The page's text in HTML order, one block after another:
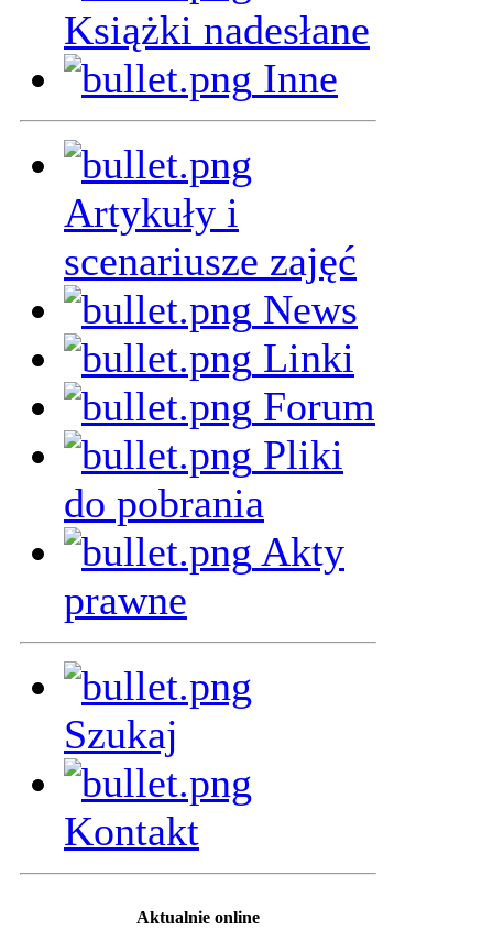
Książki nadesłane
Inne
Artykuły i
scenariusze zajęć
News
Linki
Forum
Pliki
do pobrania
Akty
prawne
Szukaj
Kontakt
Aktualnie online